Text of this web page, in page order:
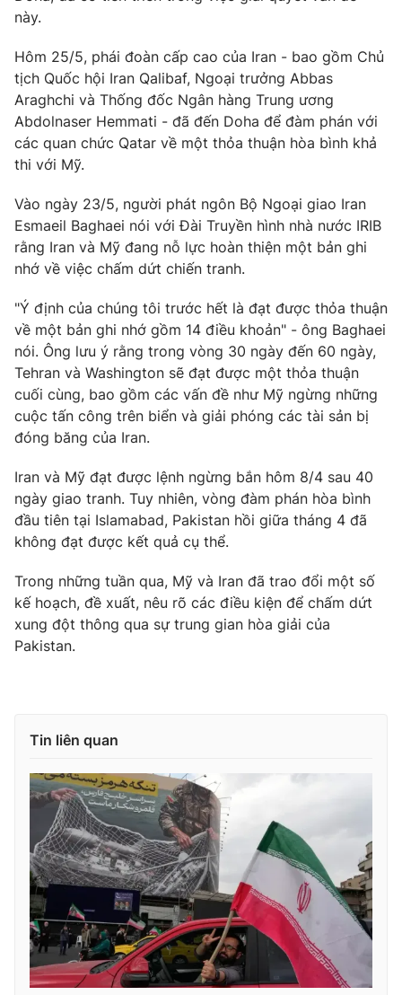
này.
Hôm 25/5, phái đoàn cấp cao của Iran - bao gồm Chủ
tịch Quốc hội Iran Qalibaf, Ngoại trưởng Abbas
Araghchi và Thống đốc Ngân hàng Trung ương
Abdolnaser Hemmati - đã đến Doha để đàm phán với
các quan chức Qatar về một thỏa thuận hòa bình khả
thi với Mỹ.
Vào ngày 23/5, người phát ngôn Bộ Ngoại giao Iran
Esmaeil Baghaei nói với Đài Truyền hình nhà nước IRIB
rằng Iran và Mỹ đang nỗ lực hoàn thiện một bản ghi
nhớ về việc chấm dứt chiến tranh.
"Ý định của chúng tôi trước hết là đạt được thỏa thuận
về một bản ghi nhớ gồm 14 điều khoản" - ông Baghaei
nói. Ông lưu ý rằng trong vòng 30 ngày đến 60 ngày,
Tehran và Washington sẽ đạt được một thỏa thuận
cuối cùng, bao gồm các vấn đề như Mỹ ngừng những
cuộc tấn công trên biển và giải phóng các tài sản bị
đóng băng của Iran.
Iran và Mỹ đạt được lệnh ngừng bắn hôm 8/4 sau 40
ngày giao tranh. Tuy nhiên, vòng đàm phán hòa bình
đầu tiên tại Islamabad, Pakistan hồi giữa tháng 4 đã
không đạt được kết quả cụ thể.
Trong những tuần qua, Mỹ và Iran đã trao đổi một số
kế hoạch, đề xuất, nêu rõ các điều kiện để chấm dứt
xung đột thông qua sự trung gian hòa giải của
Pakistan.
Tin liên quan